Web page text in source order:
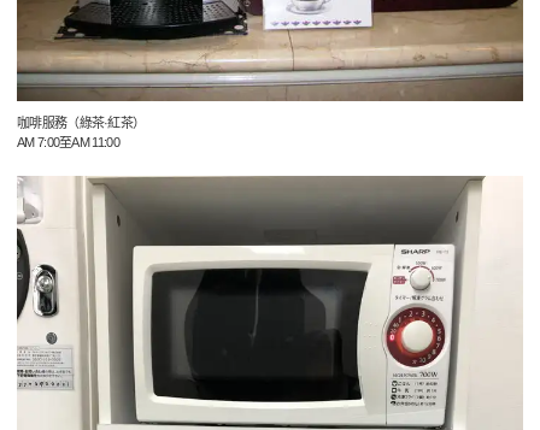
咖啡服務（綠茶·紅茶）
AM 7:00至AM 11:00